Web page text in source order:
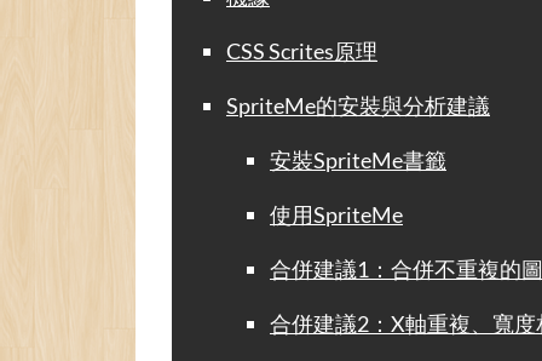
CSS Scrites原理
SpriteMe的安裝與分析建議
安裝SpriteMe書籤
使用SpriteMe
合併建議1：合併不重複的
合併建議2：X軸重複、寬度